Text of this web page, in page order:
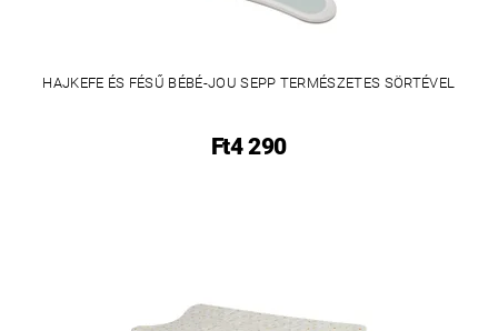
HAJKEFE ÉS FÉSŰ BÉBÉ-JOU SEPP TERMÉSZETES SÖRTÉVEL
Ft4 290